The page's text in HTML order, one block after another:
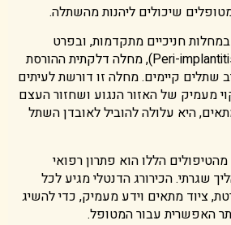
שיכולים ליהנות מהשתלה.
חניכיים מתקדמות, ובפרט
(Peri-implantitis), מחלה דלקתית ההורסת
קיימים. מחלה זו דורשת לעיתים
מעמיק של האזור הנגוע ושחזור העצם
היא עלולה להוביל לאובדן השתל
הללו הוא פתרון רפואי
שגרתי. הכירורג הדנטלי מגיע לכל
ציוד מתאים וידע מעמיק, כדי להשיג
האפשרית עבור המטופל.